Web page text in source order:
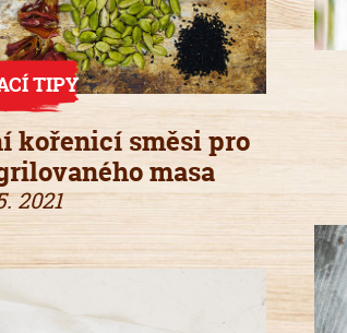
TIPY
kořenicí směsi pro
masa
2021